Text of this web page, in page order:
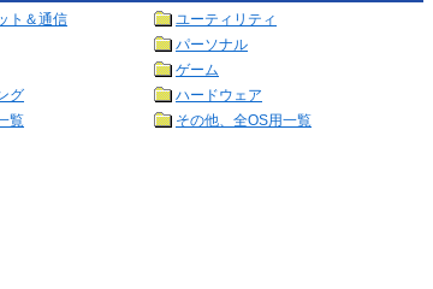
ト＆通信
ユーティリティ
パーソナル
ゲーム
グ
ハードウェア
覧 その他、全OS用一覧